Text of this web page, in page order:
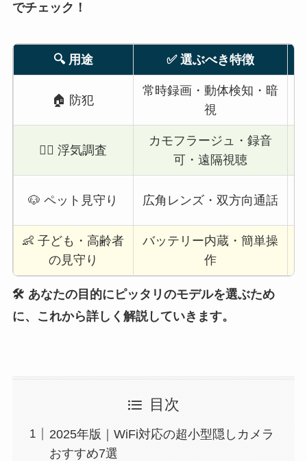
でチェック！
🔍 用途 ✅ 選ぶべき特徴
🏠 防犯
常時録画・動体検知・暗
視
🕵️‍♂️ 浮気調査
カモフラージュ・録音
可・遠隔視聴
🐶 ペット見守り 広角レンズ・双方向通話
👶 子ども・高齢者
の見守り
バッテリー内蔵・簡単操
作
🛠 あなたの目的にピッタリのモデルを選ぶため
に、これから詳しく解説していきます。
目次
2025年版｜WiFi対応の超小型隠しカメラ
おすすめ7選